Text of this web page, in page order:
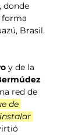
, donde
forma
Brasil.
y de la
red de
de